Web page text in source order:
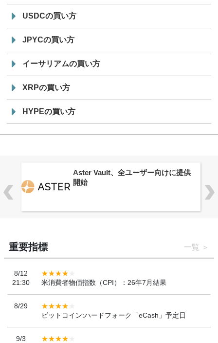
USDCの買い方
JPYCの買い方
イーサリアムの買い方
XRPの買い方
HYPEの買い方
Aster Vault、全ユーザー向けに提供
開始
重要指標 一覧
8/12
21:30
米消費者物価指数（CPI）：26年7月結果
8/29
ビットコイン:ハードフォーク「eCash」予定日
9/3